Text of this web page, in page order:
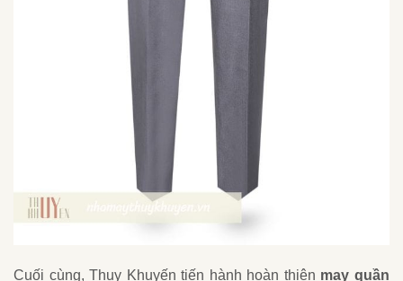
Cuối cùng, Thụy Khuyến tiến hành hoàn thiện may quần